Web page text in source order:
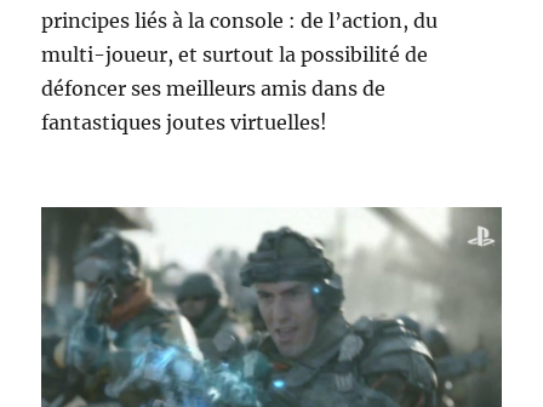
principes liés à la console : de l’action, du
multi-joueur, et surtout la possibilité de
défoncer ses meilleurs amis dans de
fantastiques joutes virtuelles!